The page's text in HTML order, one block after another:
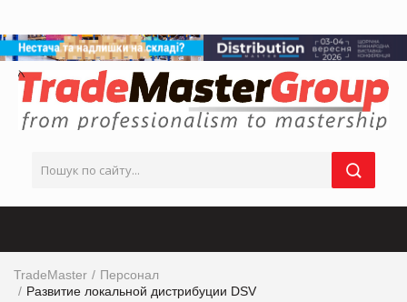
TradeMaster
Персонал
Развитие локальной дистрибуции DSV